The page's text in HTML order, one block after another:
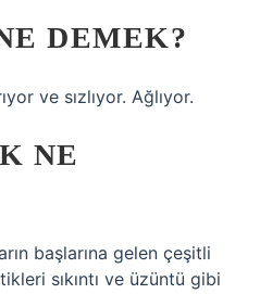
DEMEK?
ve sızlıyor. Ağlıyor.
NE
başlarına gelen çeşitli
sıkıntı ve üzüntü gibi